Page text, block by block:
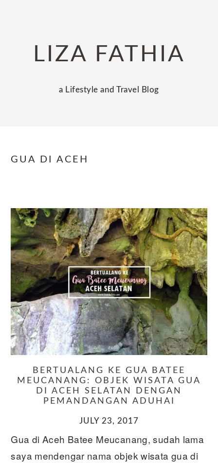
navigationLIZA FATHIA
a Lifestyle and Travel Blog
GUA DI ACEH
BERTUALANG KE GUA BATEE
MEUCANANG: OBJEK WISATA GUA
DI ACEH SELATAN DENGAN
PEMANDANGAN ADUHAI
JULY 23, 2017
Gua di Aceh Batee Meucanang, sudah lama
saya mendengar nama objek wisata gua di